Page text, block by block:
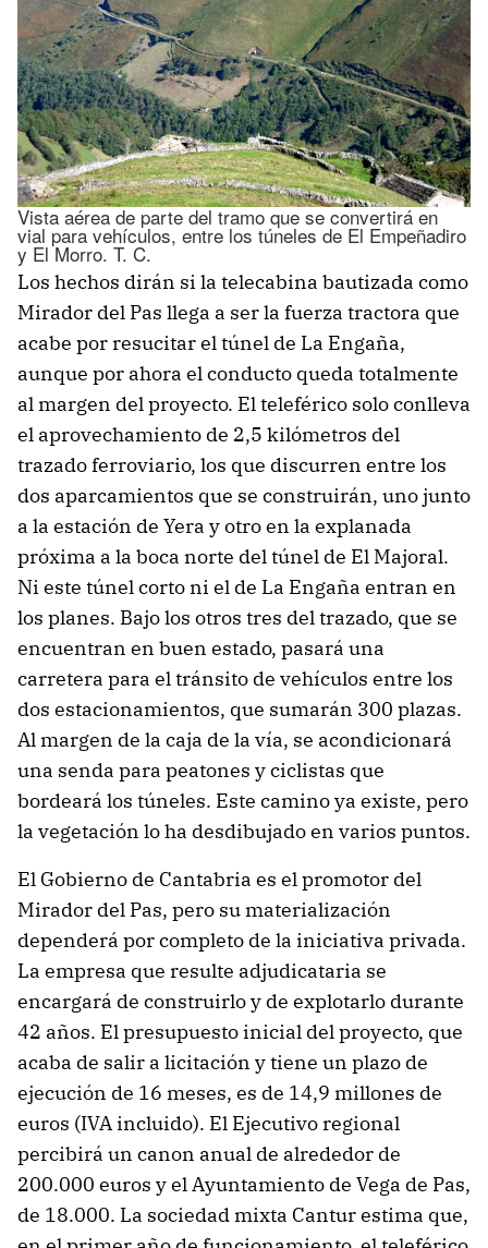
Vista aérea de parte del tramo que se convertirá en
vial para vehículos, entre los túneles de El Empeñadiro
y El Morro. T. C.
Los hechos dirán si la telecabina bautizada como
Mirador del Pas llega a ser la fuerza tractora que
acabe por resucitar el túnel de La Engaña,
aunque por ahora el conducto queda totalmente
al margen del proyecto. El teleférico solo conlleva
el aprovechamiento de 2,5 kilómetros del
trazado ferroviario, los que discurren entre los
dos aparcamientos que se construirán, uno junto
a la estación de Yera y otro en la explanada
próxima a la boca norte del túnel de El Majoral.
Ni este túnel corto ni el de La Engaña entran en
los planes. Bajo los otros tres del trazado, que se
encuentran en buen estado, pasará una
carretera para el tránsito de vehículos entre los
dos estacionamientos, que sumarán 300 plazas.
Al margen de la caja de la vía, se acondicionará
una senda para peatones y ciclistas que
bordeará los túneles. Este camino ya existe, pero
la vegetación lo ha desdibujado en varios puntos.
El Gobierno de Cantabria es el promotor del
Mirador del Pas, pero su materialización
dependerá por completo de la iniciativa privada.
La empresa que resulte adjudicataria se
encargará de construirlo y de explotarlo durante
42 años. El presupuesto inicial del proyecto, que
acaba de salir a licitación y tiene un plazo de
ejecución de 16 meses, es de 14,9 millones de
euros (IVA incluido). El Ejecutivo regional
percibirá un canon anual de alrededor de
200.000 euros y el Ayuntamiento de Vega de Pas,
de 18.000. La sociedad mixta Cantur estima que,